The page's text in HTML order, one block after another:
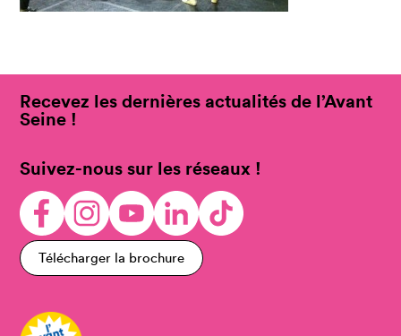
Recevez les dernières actualités de l’Avant
Seine !
Suivez-nous sur les réseaux !
Télécharger la brochure